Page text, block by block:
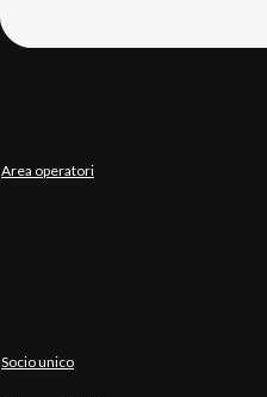
Area operatori
Socio unico